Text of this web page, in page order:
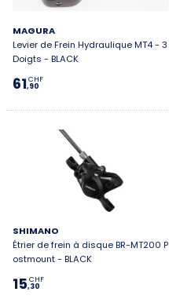
MAGURA
Levier de Frein Hydraulique MT4 - 3
Doigts - BLACK
61,90
CHF
SHIMANO
Étrier de frein à disque BR-MT200 P
ostmount - BLACK
15,30
CHF